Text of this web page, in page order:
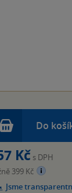
Do
Kč s DPH
399 Kč
Jsme